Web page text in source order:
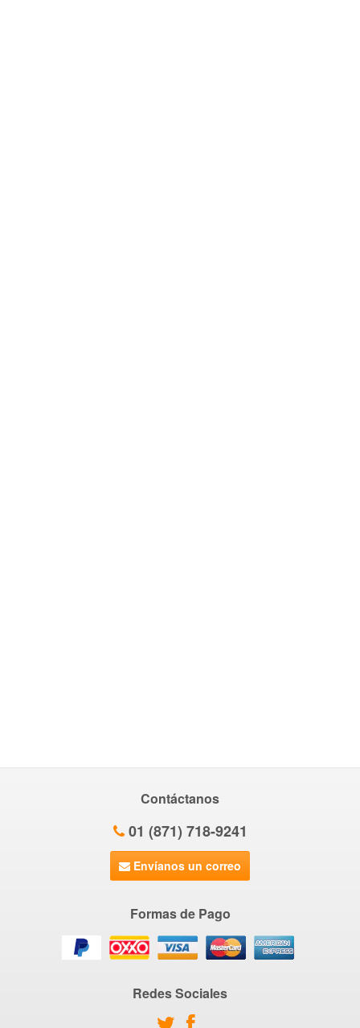
Contáctanos
01 (871) 718-9241
Envíanos un correo
Formas de Pago
Redes Sociales